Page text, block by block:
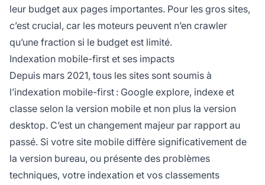
leur budget aux pages importantes. Pour les gros sites,
c’est crucial, car les moteurs peuvent n’en crawler
qu’une fraction si le budget est limité.
Indexation mobile-first et ses impacts
Depuis mars 2021, tous les sites sont soumis à
l’indexation mobile-first : Google explore, indexe et
classe selon la version mobile et non plus la version
desktop. C’est un changement majeur par rapport au
passé. Si votre site mobile diffère significativement de
la version bureau, ou présente des problèmes
techniques, votre indexation et vos classements